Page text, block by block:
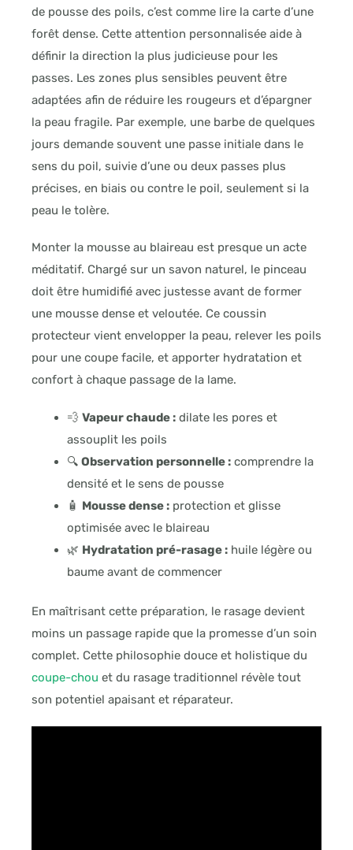
de pousse des poils, c’est comme lire la carte d’une
forêt dense. Cette attention personnalisée aide à
définir la direction la plus judicieuse pour les
passes. Les zones plus sensibles peuvent être
adaptées afin de réduire les rougeurs et d’épargner
la peau fragile. Par exemple, une barbe de quelques
jours demande souvent une passe initiale dans le
sens du poil, suivie d’une ou deux passes plus
précises, en biais ou contre le poil, seulement si la
peau le tolère.
Monter la mousse au blaireau est presque un acte
méditatif. Chargé sur un savon naturel, le pinceau
doit être humidifié avec justesse avant de former
une mousse dense et veloutée. Ce coussin
protecteur vient envelopper la peau, relever les poils
pour une coupe facile, et apporter hydratation et
confort à chaque passage de la lame.
💨 Vapeur chaude : dilate les pores et
assouplit les poils
🔍 Observation personnelle : comprendre la
densité et le sens de pousse
🧴 Mousse dense : protection et glisse
optimisée avec le blaireau
🌿 Hydratation pré-rasage : huile légère ou
baume avant de commencer
En maîtrisant cette préparation, le rasage devient
moins un passage rapide que la promesse d’un soin
complet. Cette philosophie douce et holistique du
coupe-chou et du rasage traditionnel révèle tout
son potentiel apaisant et réparateur.